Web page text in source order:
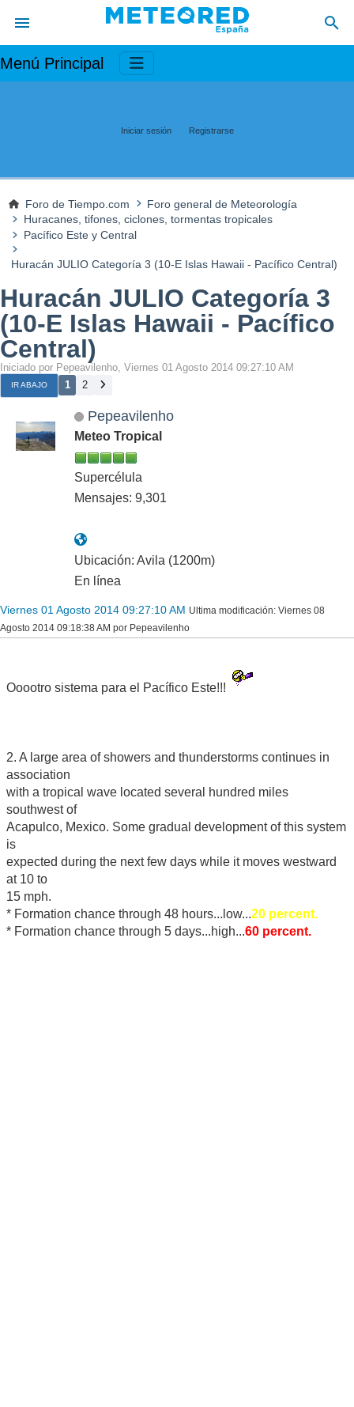
Menú Principal
Iniciar sesión Registrarse
Foro de Tiempo.com
Foro general de Meteorología
Huracanes, tifones, ciclones, tormentas tropicales
Pacífico Este y Central
Huracán JULIO Categoría 3 (10-E Islas Hawaii - Pacífico Central)
Huracán JULIO Categoría 3
(10-E Islas Hawaii - Pacífico
Central)
Iniciado por Pepeavilenho, Viernes 01 Agosto 2014 09:27:10 AM
IR ABAJO 1 2
Pepeavilenho
Meteo Tropical
Supercélula
Mensajes: 9,301
Ubicación: Avila (1200m)
En línea
Viernes 01 Agosto 2014 09:27:10 AM Ultima modificación: Viernes 08
Agosto 2014 09:18:38 AM por Pepeavilenho
Ooootro sistema para el Pacífico Este!!!
2. A large area of showers and thunderstorms continues in
association
with a tropical wave located several hundred miles
southwest of
Acapulco, Mexico. Some gradual development of this system
is
expected during the next few days while it moves westward
at 10 to
15 mph.
* Formation chance through 48 hours...low...20 percent.
* Formation chance through 5 days...high...60 percent.